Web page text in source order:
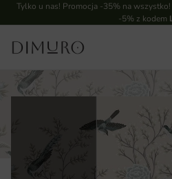
Tylko u nas! Promocja -35% na wszystko!
-5% z kodem